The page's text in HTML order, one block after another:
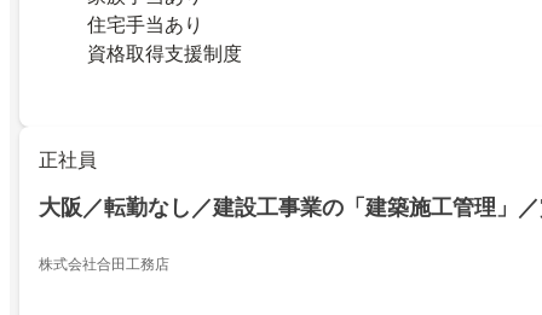
住宅手当あり
資格取得支援制度
正社員
大阪／転勤なし／建設工事業の「建築施工管理」
株式会社合田工務店